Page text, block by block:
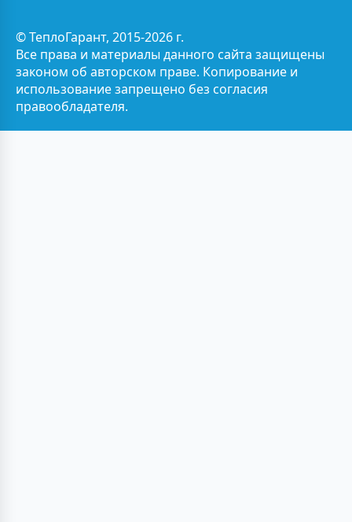
© ТеплоГарант, 2015-2026 г.
Все права и материалы данного сайта защищены
законом об авторском праве. Копирование и
использование запрещено без согласия
правообладателя.